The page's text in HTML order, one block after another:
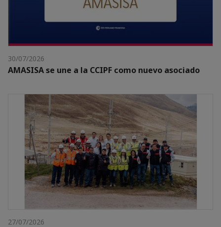
30/07/2026
AMASISA se une a la CCIPF como nuevo asociado
27/07/2026